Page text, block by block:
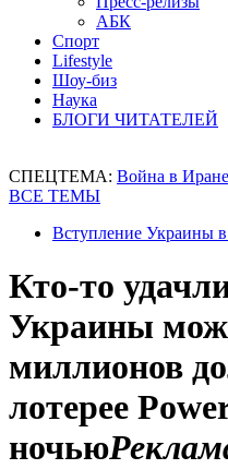
АБК
Спорт
Lifestyle
Шоу-биз
Наука
БЛОГИ ЧИТАТЕЛЕЙ
СПЕЦТЕМА: Война в Иране
ВСЕ ТЕМЫ
Вступление Украины
Кто-то
Украины
миллионов
лотерее
ночью